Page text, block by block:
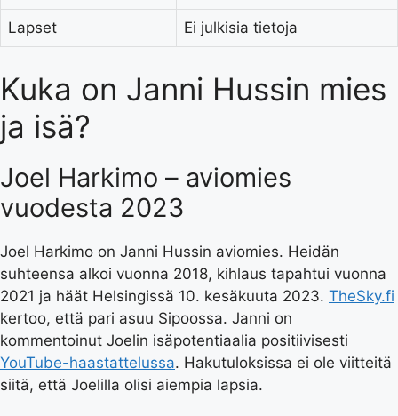
Lapset Ei julkisia tietoja
Kuka on Janni Hussin mies
ja isä?
Joel Harkimo – aviomies
vuodesta 2023
Joel Harkimo on Janni Hussin aviomies. Heidän
suhteensa alkoi vuonna 2018, kihlaus tapahtui vuonna
2021 ja häät Helsingissä 10. kesäkuuta 2023. TheSky.fi
kertoo, että pari asuu Sipoossa. Janni on
kommentoinut Joelin isäpotentiaalia positiivisesti
YouTube-haastattelussa. Hakutuloksissa ei ole viitteitä
siitä, että Joelilla olisi aiempia lapsia.